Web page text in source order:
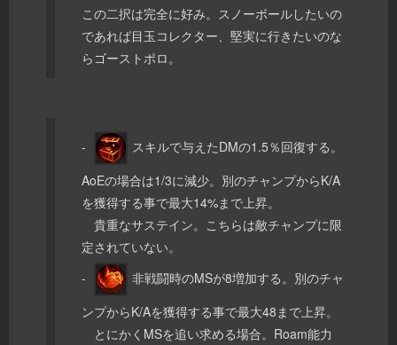
この二択は完全に好み。スノーボールしたいの
であれば目玉コレクター、堅実に行きたいのな
らゴーストポロ。
-
スキルで与えたDMの1.5％回復する。
AoEの場合は1/3に減少。別のチャンプからK/A
を獲得する事で最大14%まで上昇。
貴重なサステイン。こちらは敵チャンプに限
定されていない。
-
非戦闘時のMSが8増加する。別のチャ
ンプからK/Aを獲得する事で最大48まで上昇。
とにかくMSを追い求める場合。Roam能力